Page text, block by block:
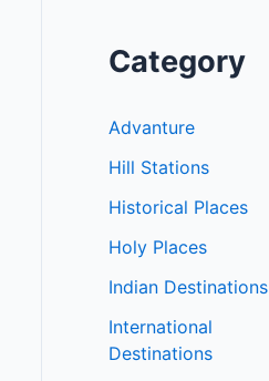
Category
Advanture
Hill Stations
Historical Places
Holy Places
Indian Destinations
International
Destinations